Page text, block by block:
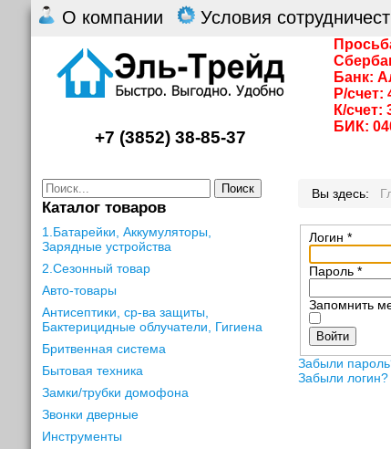
О компании Условия
Банк:
Р/счет:
К/счет:
БИК:
+7 (3852) 38-85-37
Поиск
Каталог товаров
1.Батарейки, Аккумуляторы,
Зарядные устройства
2.Сезонный товар
Авто-товары
Антисептики, ср-ва защиты,
Бактерицидные облучатели, Гигиена
Бритвенная система
Бытовая техника
Замки/трубки домофона
Звонки дверные
Инструменты
Вы здесь:
Логин *
Пароль *
Запомнить
Войти
Забыли
Забыли логин?